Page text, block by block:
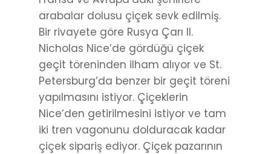
arabalar dolusu çiçek sevk edilmiş.
Bir rivayete göre Rusya Çarı II.
Nicholas Nice’de gördüğü çiçek
geçit töreninden ilham alıyor ve St.
Petersburg’da benzer bir geçit töreni
yapılmasını istiyor. Çiçeklerin
Nice’den getirilmesini istiyor ve tam
iki tren vagonunu dolduracak kadar
çiçek sipariş ediyor. Çiçek pazarının